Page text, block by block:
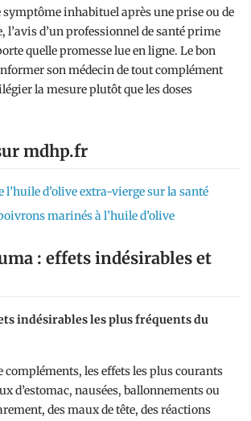
symptôme inhabituel après une prise ou de
l’avis d’un professionnel de santé prime
quelle promesse lue en ligne. Le bon
son médecin de tout complément
la mesure plutôt que les doses
mdhp.fr
l’huile d’olive extra-vierge sur la santé
marinés à l’huile d’olive
: effets indésirables et
indésirables les plus fréquents du
compléments, les effets les plus courants
d’estomac, nausées, ballonnements ou
des maux de tête, des réactions